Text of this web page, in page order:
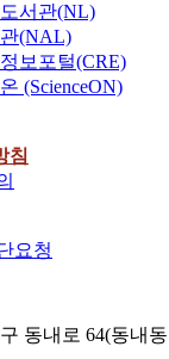
서관(NL)
(NAL)
보포털(CRE)
(ScienceON)
침
요청
동내로 64(동내